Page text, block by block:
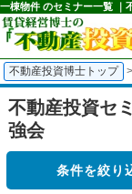
一棟物件 のセミナー一覧 ｜
不動産投資博士トップ >
不動産投資セ
強会
条件を絞り